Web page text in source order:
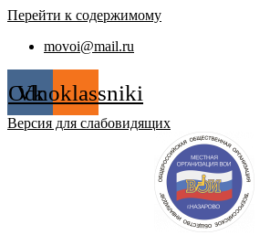
Перейти к содержимому
movoi@mail.ru
Vk
Odnoklassniki
Версия для слабовидящих